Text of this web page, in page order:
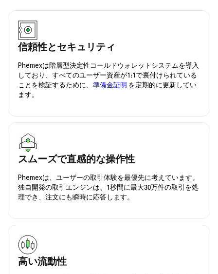
信頼性とセキュリティ
Phemexは階層型決定性コールドウォレットシステムを導入
しており、すべてのユーザー資産が1:1で裏付けられている
ことを検証するために、 準備金証明 を定期的に更新してい
ます。
スムーズで直感的な操作性
Phemexは、ユーザーの取引体験を最優先に考えています。
独自開発の取引エンジンは、1秒間に最大30万件の取引を処
理でき、注文にも瞬時に応答します。
高い流動性